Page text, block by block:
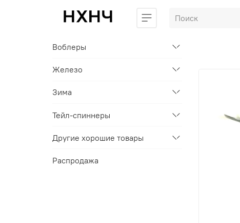
Воблеры
Железо
Зима
Тейл-спиннеры
Другие хорошие товары
Распродажа